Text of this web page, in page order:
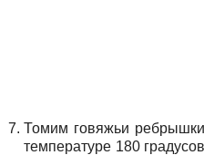
Томим говяжьи
температуре 180